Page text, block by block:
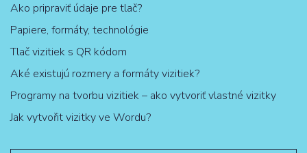
Ako pripraviť údaje pre tlač?
Papiere, formáty, technológie
Tlač vizitiek s QR kódom
Aké existujú rozmery a formáty vizitiek?
Programy na tvorbu vizitiek – ako vytvoriť vlastné vizitky
Jak vytvořit vizitky ve Wordu?